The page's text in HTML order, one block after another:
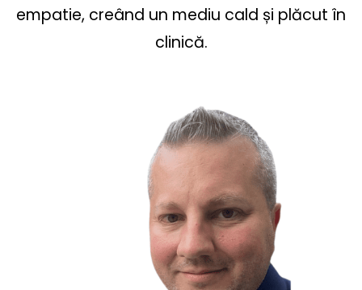
empatie, creând un mediu cald și plăcut în
clinică.